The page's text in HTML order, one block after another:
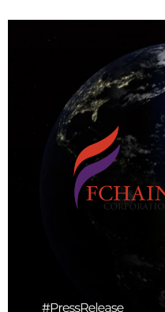
Əmək haqqın hesablanması
Əqli mülkiyyət hüququ
Mediasiya hüququ
Qanun, məxfilik, gizlilik və
Məhkəmə hüququ
Hüquqi ekspertiza
Tikinti hüququ